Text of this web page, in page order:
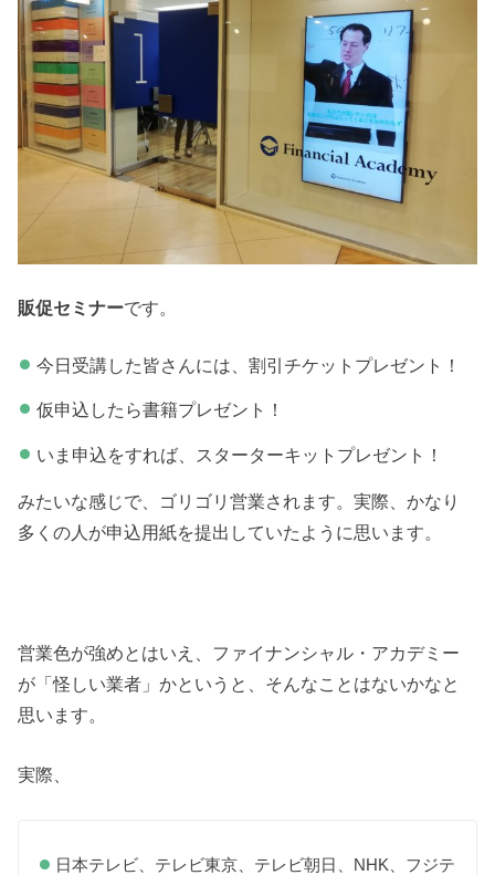
販促セミナーです。
今日受講した皆さんには、割引チケットプレゼント！
仮申込したら書籍プレゼント！
いま申込をすれば、スターターキットプレゼント！
みたいな感じで、ゴリゴリ営業されます。実際、かなり
多くの人が申込用紙を提出していたように思います。
営業色が強めとはいえ、ファイナンシャル・アカデミー
が「怪しい業者」かというと、そんなことはないかなと
思います。
実際、
日本テレビ、テレビ東京、テレビ朝日、NHK、フジテ